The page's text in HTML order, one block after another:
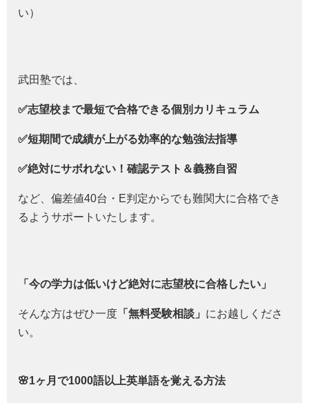
い）
武田塾では、
✅志望校まで最短で合格できる個別カリキュラム
✅短期間で成績が上がる効率的な勉強法指導
✅絶対にサボれない！確認テスト＆義務自習
など、偏差値40台・E判定からでも難関大に合格でき
るようサポートいたします。
「今の学力は低いけど絶対に志望校に合格したい」
そんな方はぜひ一度 「無料受験相談」 にお越しくださ
い。
🌸1ヶ月で1000語以上英単語を覚える方法